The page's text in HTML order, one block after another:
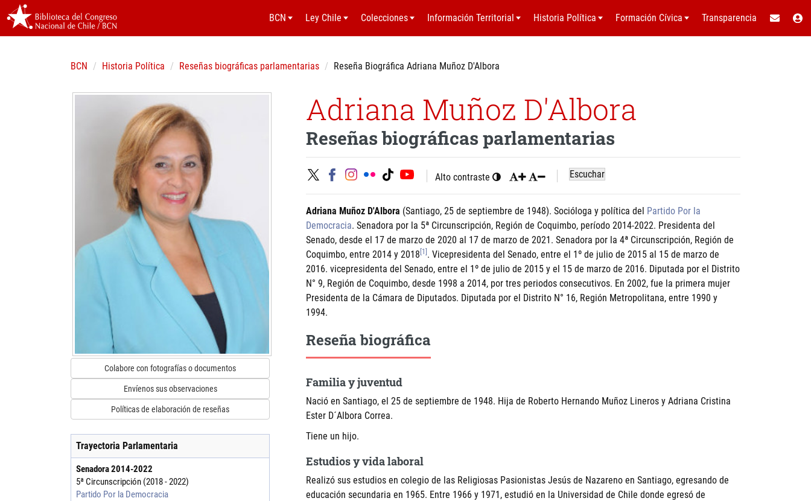
BCN Ley Chile Colecciones Información Territorial Historia Política Formación Cívica Transparencia
BCN Historia Política Reseñas biográficas parlamentarias Reseña Biográfica Adriana Muñoz D'Albora
Colabore con fotografías o documentos
Envíenos sus observaciones
Políticas de elaboración de reseñas
Trayectoria Parlamentaria
Senadora2014-2022
5ª Circunscripción (2018 - 2022)
Partido Por la Democracia
Adriana Muñoz D'Albora
Reseñas biográficas parlamentarias
Alto contraste Escuchar
Adriana Muñoz D'Albora (Santiago, 25 de septiembre de 1948). Socióloga y política del Partido Por la
Democracia. Senadora por la 5ª Circunscripción, Región de Coquimbo, período 2014-2022. Presidenta del
Senado, desde el 17 de marzo de 2020 al 17 de marzo de 2021. Senadora por la 4ª Circunscripción, Región de
Coquimbo, entre 2014 y 2018 [1] . Vicepresidenta del Senado, entre el 1º de julio de 2015 al 15 de marzo de
2016. vicepresidenta del Senado, entre el 1º de julio de 2015 y el 15 de marzo de 2016. Diputada por el Distrito
N° 9, Región de Coquimbo, desde 1998 a 2014, por tres periodos consecutivos. En 2002, fue la primera mujer
Presidenta de la Cámara de Diputados. Diputada por el Distrito N° 16, Región Metropolitana, entre 1990 y
1994.
Reseña biográfica
Familia y juventud
Nació en Santiago, el 25 de septiembre de 1948. Hija de Roberto Hernando Muñoz Lineros y Adriana Cristina
Ester D´Albora Correa.
Tiene un hijo.
Estudios y vida laboral
Realizó sus estudios en colegio de las Religiosas Pasionistas Jesús de Nazareno en Santiago, egresando de
educación secundaria en 1965. Entre 1966 y 1971, estudió en la Universidad de Chile donde egresó de